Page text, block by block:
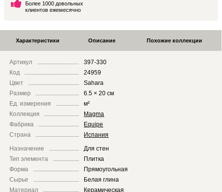
Более 1000 довольных
клиентов ежемесячно
Характеристики Описание Похожие коллекции
Артикул
397-330
Код
24959
Цвет
Sahara
Размер
6.5 × 20 см
Ед. измерения
м²
Коллекция
Magma
Фабрика
Equipe
Страна
Испания
Назначение
Для стен
Тип элемента
Плитка
Форма
Прямоугольная
Сырье
Белая глина
Материал
Керамическая